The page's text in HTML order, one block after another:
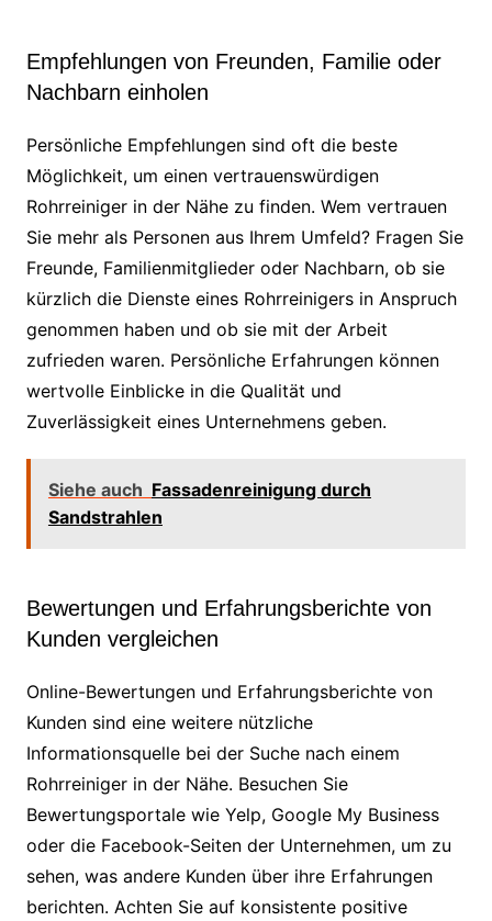
Empfehlungen von Freunden, Familie oder
Nachbarn einholen
Persönliche Empfehlungen sind oft die beste
Möglichkeit, um einen vertrauenswürdigen
Rohrreiniger in der Nähe zu finden. Wem vertrauen
Sie mehr als Personen aus Ihrem Umfeld? Fragen Sie
Freunde, Familienmitglieder oder Nachbarn, ob sie
kürzlich die Dienste eines Rohrreinigers in Anspruch
genommen haben und ob sie mit der Arbeit
zufrieden waren. Persönliche Erfahrungen können
wertvolle Einblicke in die Qualität und
Zuverlässigkeit eines Unternehmens geben.
Siehe auch Fassadenreinigung durch
Sandstrahlen
Bewertungen und Erfahrungsberichte von
Kunden vergleichen
Online-Bewertungen und Erfahrungsberichte von
Kunden sind eine weitere nützliche
Informationsquelle bei der Suche nach einem
Rohrreiniger in der Nähe. Besuchen Sie
Bewertungsportale wie Yelp, Google My Business
oder die Facebook-Seiten der Unternehmen, um zu
sehen, was andere Kunden über ihre Erfahrungen
berichten. Achten Sie auf konsistente positive